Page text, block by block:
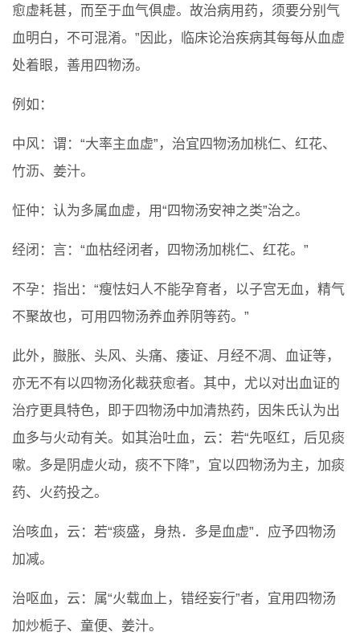
愈虚耗甚，而至于血气俱虚。故治病用药，须要分别气
血明白，不可混淆。”因此，临床论治疾病其每每从血虚
处着眼，善用四物汤。
例如：
中风：谓：“大率主血虚”，治宜四物汤加桃仁、红花、
竹沥、姜汁。
怔仲：认为多属血虚，用“四物汤安神之类”治之。
经闭：言：“血枯经闭者，四物汤加桃仁、红花。”
不孕：指出：“瘦怯妇人不能孕育者，以子宫无血，精气
不聚故也，可用四物汤养血养阴等药。”
此外，臌胀、头风、头痛、痿证、月经不凋、血证等，
亦无不有以四物汤化裁获愈者。其中，尤以对出血证的
治疗更具特色，即于四物汤中加清热药，因朱氏认为出
血多与火动有关。如其治吐血，云：若“先呕红，后见痰
嗽。多是阴虚火动，痰不下降”，宜以四物汤为主，加痰
药、火药投之。
治咳血，云：若“痰盛，身热．多是血虚”．应予四物汤
加减。
治呕血，云：属“火载血上，错经妄行”者，宜用四物汤
加炒栀子、童便、姜汁。